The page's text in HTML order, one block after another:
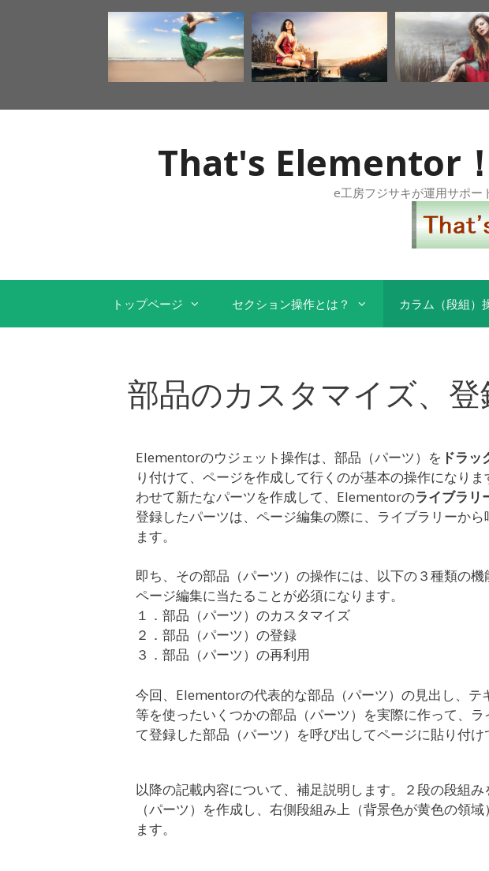
That's Elementor
e工房フジサキが運用サポー
トップページ セクション操作とは？ カラム（段組）
部品のカスタマイズ、登
Elementorのウジェット操作は、部品（パーツ）を ドラッ
り付けて、ページを作成して行くのが基本の操作になり
わせて新たなパーツを作成して、Elementorのライブラリ
登録したパーツは、ページ編集の際に、ライブラリーから
ます。
即ち、その部品（パーツ）の操作には、以下の３種類の
ページ編集に当たることが必須になります。
１．部品（パーツ）のカスタマイズ
２．部品（パーツ）の登録
３．部品（パーツ）の再利用
今回、Elementorの代表的な部品（パーツ）の見出し、テ
等を使ったいくつかの部品（パーツ）を実際に作って、
て登録した部品（パーツ）を呼び出してページに貼り付け
以降の記載内容について、補足説明します。２段の段組
（パーツ）を作成し、右側段組み上（背景色が黄色の領
ます。